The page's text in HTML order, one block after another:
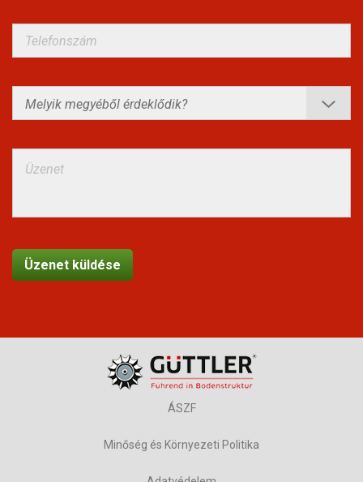
ÁSZF
Minőség és Környezeti Politika